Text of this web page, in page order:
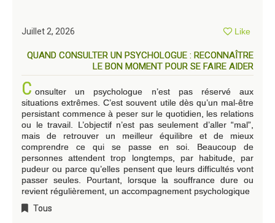
Juillet 2, 2026 Like
QUAND CONSULTER UN PSYCHOLOGUE : RECONNAÎTRE
LE BON MOMENT POUR SE FAIRE AIDER
C onsulter un psychologue n’est pas réservé aux
situations extrêmes. C’est souvent utile dès qu’un mal-être
persistant commence à peser sur le quotidien, les relations
ou le travail. L’objectif n’est pas seulement d’aller “mal”,
mais de retrouver un meilleur équilibre et de mieux
comprendre ce qui se passe en soi. Beaucoup de
personnes attendent trop longtemps, par habitude, par
pudeur ou parce qu’elles pensent que leurs difficultés vont
passer seules. Pourtant, lorsque la souffrance dure ou
revient régulièrement, un accompagnement psychologique
Tous